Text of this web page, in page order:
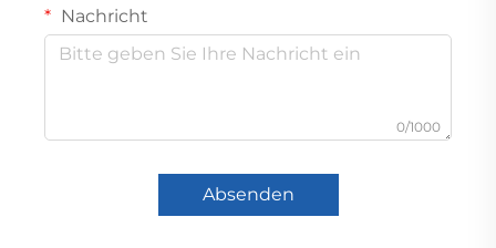
Nachricht
0/1000
Absenden